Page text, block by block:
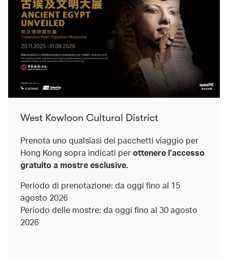
West Kowloon Cultural District
Prenota uno qualsiasi dei pacchetti viaggio per
Hong Kong sopra indicati perottenere l’accesso
gratuito a mostre esclusive.
Periodo di prenotazione: da oggi fino al 15
agosto 2026
Periodo delle mostre: da oggi fino al 30 agosto
2026